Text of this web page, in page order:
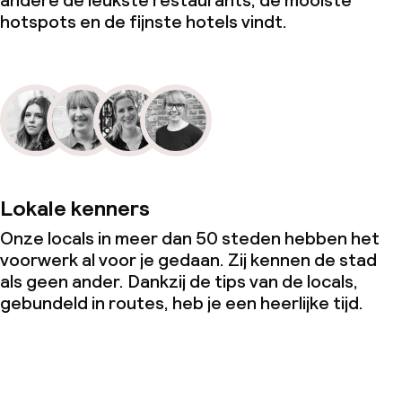
hotspots en de fijnste hotels vindt.
Lokale kenners
Onze locals in meer dan 50 steden hebben het
voorwerk al voor je gedaan. Zij kennen de stad
als geen ander. Dankzij de tips van de locals,
gebundeld in routes, heb je een heerlijke tijd.